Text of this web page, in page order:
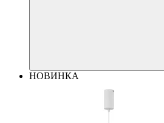
НОВИНКА